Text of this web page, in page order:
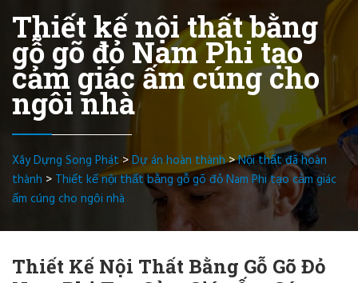
Thiết kế nội thất bằng
gỗ gõ đỏ Nam Phi tạo
cảm giác ấm cúng cho
ngôi nhà
Xây Dựng Song Phát>Dự án hoàn thành>Nội thất đã hoàn
thành > Thiết kế nội thất bằng gỗ gõ đỏ Nam Phi tạo cảm giác
ấm cúng cho ngôi nhà
Thiết Kế Nội Thất Bằng Gỗ Gõ Đỏ